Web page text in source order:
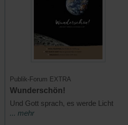
Publik-Forum EXTRA
Wunderschön!
Und Gott sprach, es werde Licht
... mehr